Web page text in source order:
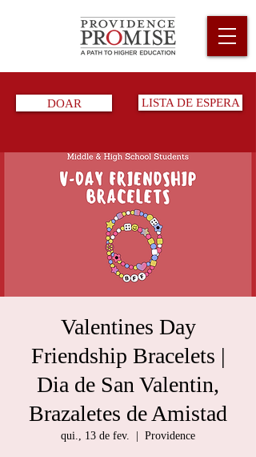
DOAR LISTA DE ESPERA
Valentines Day
Friendship Bracelets |
Dia de San Valentin,
Brazaletes de Amistad
qui., 13 de fev. Providence